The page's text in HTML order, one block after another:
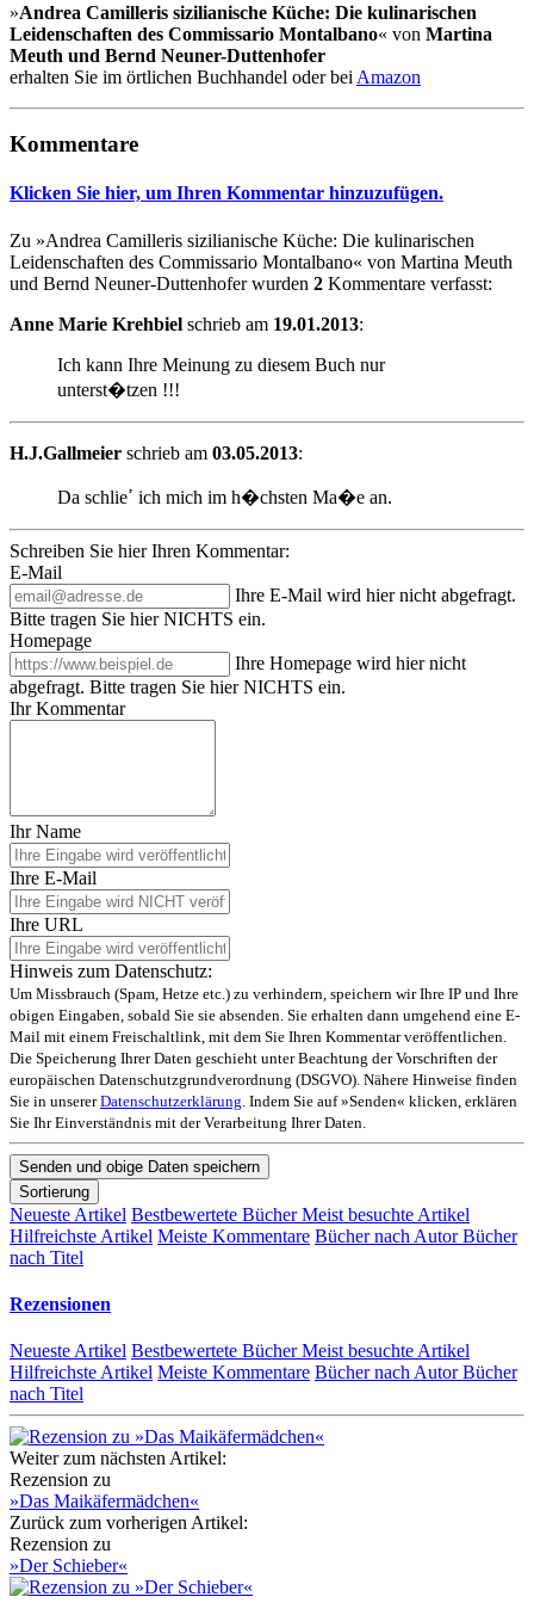
»Andrea Camilleris sizilianische Küche: Die kulinarischen
Leidenschaften des Commissario Montalbano« von Martina
Meuth und Bernd Neuner-Duttenhofer
erhalten Sie im örtlichen Buchhandel oder bei Amazon
Kommentare
Klicken Sie hier, um Ihren Kommentar hinzuzufügen.
Zu »Andrea Camilleris sizilianische Küche: Die kulinarischen
Leidenschaften des Commissario Montalbano« von Martina Meuth
und Bernd Neuner-Duttenhofer wurden 2 Kommentare verfasst:
Anne Marie Krehbiel schrieb am 19.01.2013:
Ich kann Ihre Meinung zu diesem Buch nur
unterst�tzen !!!
H.J.Gallmeier schrieb am 03.05.2013:
Da schlieߴ ich mich im h�chsten Ma�e an.
Schreiben Sie hier Ihren Kommentar:
E-Mail
Ihre E-Mail wird hier nicht abgefragt.
Bitte tragen Sie hier NICHTS ein.
Homepage
Ihre Homepage wird hier nicht
abgefragt. Bitte tragen Sie hier NICHTS ein.
Ihr Kommentar
Ihr Name
Ihre E-Mail
Ihre URL
Hinweis zum Datenschutz:
Um Missbrauch (Spam, Hetze etc.) zu verhindern, speichern wir Ihre IP und Ihre
obigen Eingaben, sobald Sie sie absenden. Sie erhalten dann umgehend eine E-
Mail mit einem Freischaltlink, mit dem Sie Ihren Kommentar veröffentlichen.
Die Speicherung Ihrer Daten geschieht unter Beachtung der Vorschriften der
europäischen Datenschutzgrundverordnung (DSGVO). Nähere Hinweise finden
Sie in unsererDatenschutzerklärung . Indem Sie auf »Senden« klicken, erklären
Sie Ihr Einverständnis mit der Verarbeitung Ihrer Daten.
Sortierung
Neueste Artikel Bestbewertete BücherMeist besuchte Artikel
Hilfreichste Artikel Meiste Kommentare Bücher nach AutorBücher
nach Titel
Rezensionen
Neueste Artikel Bestbewertete BücherMeist besuchte Artikel
Hilfreichste Artikel Meiste Kommentare Bücher nach AutorBücher
nach Titel
Weiter zum nächsten Artikel:
Rezension zu
»Das Maikäfermädchen«
Zurück zum vorherigen Artikel:
Rezension zu
»Der Schieber«